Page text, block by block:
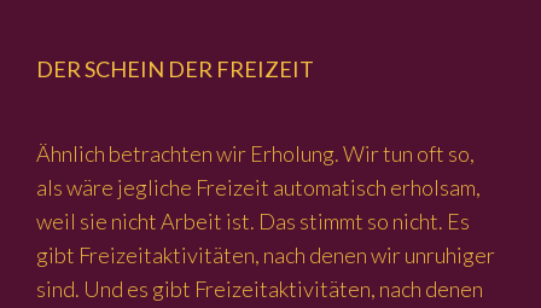
DER SCHEIN DER FREIZEIT
Ähnlich betrachten wir Erholung. Wir tun oft so,
als wäre jegliche Freizeit automatisch erholsam,
weil sie nicht Arbeit ist. Das stimmt so nicht. Es
gibt Freizeitaktivitäten, nach denen wir unruhiger
sind. Und es gibt Freizeitaktivitäten, nach denen